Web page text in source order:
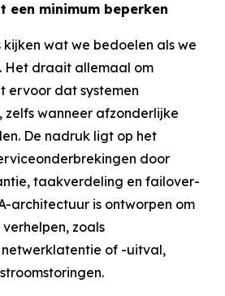
een minimum beperken
kijken wat we bedoelen als we
Het draait allemaal om
ervoor dat systemen
zelfs wanneer afzonderlijke
De nadruk ligt op het
door
taakverdeling en failover-
architectuur is ontworpen om
zoals
of -uitval,